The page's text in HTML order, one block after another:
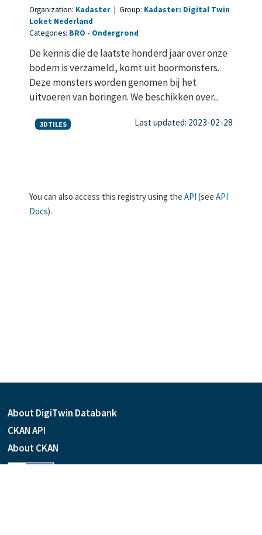
Organization: Kadaster | Group: Kadaster: Digital Twin
Loket Nederland
Categories: BRO Ondergrond
De kennis die de laatste honderd jaar over onze
bodem is verzameld, komt uit boormonsters.
Deze monsters worden genomen bij het
uitvoeren van boringen. We beschikken over...
3DTILES Last updated: 2023-02-28
You can also access this registry using the API (see API
Docs).
About DigiTwin Databank
CKAN API
About CKAN